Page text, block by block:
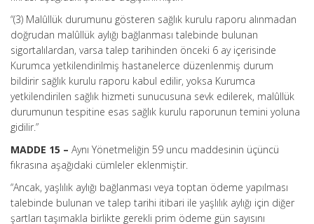
“(3) Malûllük durumunu gösteren sağlık kurulu raporu alınmadan
doğrudan malûllük aylığı bağlanması talebinde bulunan
sigortalılardan, varsa talep tarihinden önceki 6 ay içerisinde
Kurumca yetkilendirilmiş hastanelerce düzenlenmiş durum
bildirir sağlık kurulu raporu kabul edilir, yoksa Kurumca
yetkilendirilen sağlık hizmeti sunucusuna sevk edilerek, malûllük
durumunun tespitine esas sağlık kurulu raporunun temini yoluna
gidilir.”
MADDE 15 – Aynı Yönetmeliğin 59 uncu maddesinin üçüncü
fıkrasına aşağıdaki cümleler eklenmiştir.
“Ancak, yaşlılık aylığı bağlanması veya toptan ödeme yapılması
talebinde bulunan ve talep tarihi itibari ile yaşlılık aylığı için diğer
şartları taşımakla birlikte gerekli prim ödeme gün sayısını